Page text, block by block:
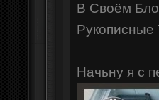
В Своём
Рукописные
Начьну я с